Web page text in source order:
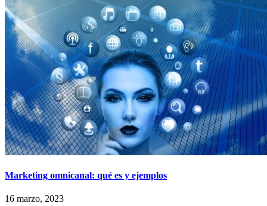
Marketing omnicanal: qué es y ejemplos
16 marzo, 2023